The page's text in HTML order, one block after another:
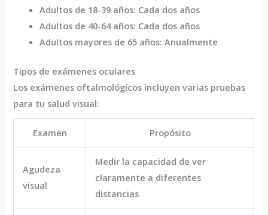
Adultos de 18-39 años: Cada dos años
Adultos de 40-64 años: Cada dos años
Adultos mayores de 65 años: Anualmente
Tipos de exámenes oculares
Los exámenes oftalmológicos incluyen varias pruebas
para tu salud visual:
Examen Propósito
Agudeza
visual
Medir la capacidad de ver
claramente a diferentes
distancias